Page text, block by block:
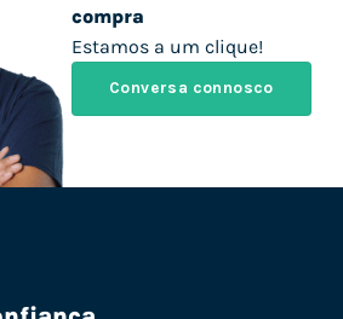
compra
Estamos a um clique!
Conversa connosco